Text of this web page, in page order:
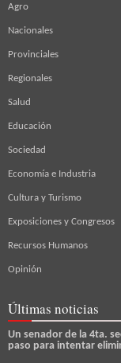
Agro
Nacionales
Provinciales
Regionales
Salud
Educación
Sociedad
Economía e Industria
Cultura y Turismo
Exposiciones y Congresos
Recursos Humanos
Opinión
Últimas noticias
Un senador de la 4ta.
paso para intentar